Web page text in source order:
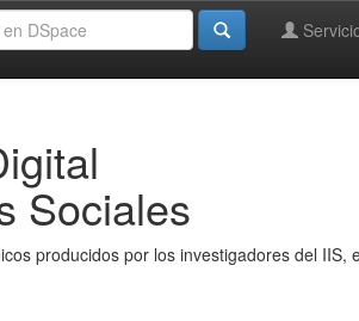
Sociales
producidos por los investigadores del IIS,